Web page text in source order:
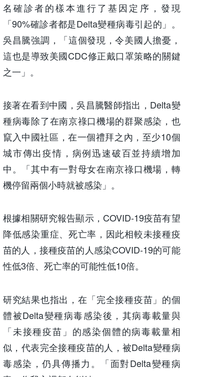
名確診者的樣本進行了基因定序，發現
「90%確診者都是Delta變種病毒引起的」。
吳昌騰強調，「這個發現，令美國人擔憂，
這也是導致美國CDC修正戴口罩策略的關鍵
之一」。
接著在看到中國，吳昌騰醫師指出，Delta變
種病毒除了在南京祿口機場的群聚感染，也
竄入中國社區，在一個禮拜之內，至少10個
城市傳出疫情，病例迅速破百並持續增加
中。「其中有一對母女在南京祿口機場，轉
機停留兩個小時就被感染」。
根據相關研究報告顯示，COVID-19疫苗有望
降低感染重症、死亡率，因此相較未接種疫
苗的人，接種疫苗的人感染COVID-19的可能
性低3倍、死亡率的可能性低10倍。
研究結果也指出，在「完全接種疫苗」的個
體被Delta變種病毒感染後，其病毒載量與
「未接種疫苗」的感染個體的病毒載量相
似，代表完全接種疫苗的人，被Delta變種病
毒感染，仍具傳播力。「面對Delta變種病